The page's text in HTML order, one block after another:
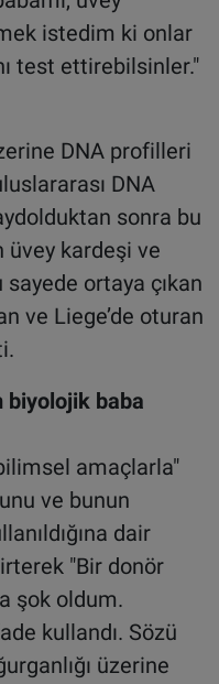
istedim ki onlar
test ettirebilsinler."
DNA profilleri
DNA
sonra bu
üvey kardeşi ve
sayede ortaya çıkan
ve Liege’de oturan
biyolojik baba
amaçlarla"
ve bunun
dair
"Bir donör
şok oldum.
kullandı. Sözü
üzerine